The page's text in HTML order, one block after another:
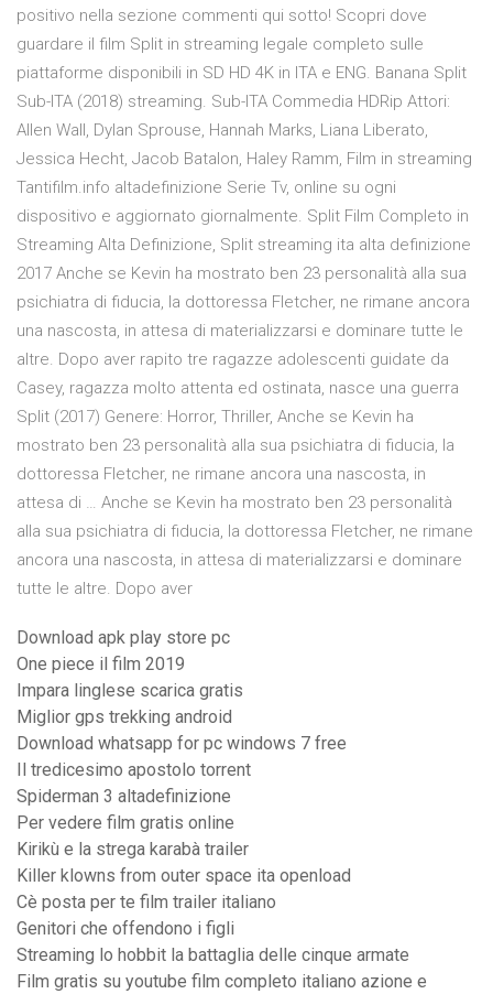
positivo nella sezione commenti qui sotto! Scopri dove
guardare il film Split in streaming legale completo sulle
piattaforme disponibili in SD HD 4K in ITA e ENG. Banana Split
Sub-ITA (2018) streaming. Sub-ITA Commedia HDRip Attori:
Allen Wall, Dylan Sprouse, Hannah Marks, Liana Liberato,
Jessica Hecht, Jacob Batalon, Haley Ramm, Film in streaming
Tantifilm.info altadefinizione Serie Tv, online su ogni
dispositivo e aggiornato giornalmente. Split Film Completo in
Streaming Alta Definizione, Split streaming ita alta definizione
2017 Anche se Kevin ha mostrato ben 23 personalità alla sua
psichiatra di fiducia, la dottoressa Fletcher, ne rimane ancora
una nascosta, in attesa di materializzarsi e dominare tutte le
altre. Dopo aver rapito tre ragazze adolescenti guidate da
Casey, ragazza molto attenta ed ostinata, nasce una guerra
Split (2017) Genere: Horror, Thriller, Anche se Kevin ha
mostrato ben 23 personalità alla sua psichiatra di fiducia, la
dottoressa Fletcher, ne rimane ancora una nascosta, in
attesa di … Anche se Kevin ha mostrato ben 23 personalità
alla sua psichiatra di fiducia, la dottoressa Fletcher, ne rimane
ancora una nascosta, in attesa di materializzarsi e dominare
tutte le altre. Dopo aver
Download apk play store pc
One piece il film 2019
Impara linglese scarica gratis
Miglior gps trekking android
Download whatsapp for pc windows 7 free
Il tredicesimo apostolo torrent
Spiderman 3 altadefinizione
Per vedere film gratis online
Kirikù e la strega karabà trailer
Killer klowns from outer space ita openload
Cè posta per te film trailer italiano
Genitori che offendono i figli
Streaming lo hobbit la battaglia delle cinque armate
Film gratis su youtube film completo italiano azione e